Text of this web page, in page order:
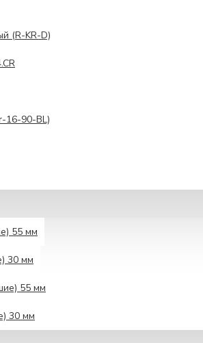
(R-KR-D)
16-90-BL)
55 мм
30 мм
55 мм
30 мм